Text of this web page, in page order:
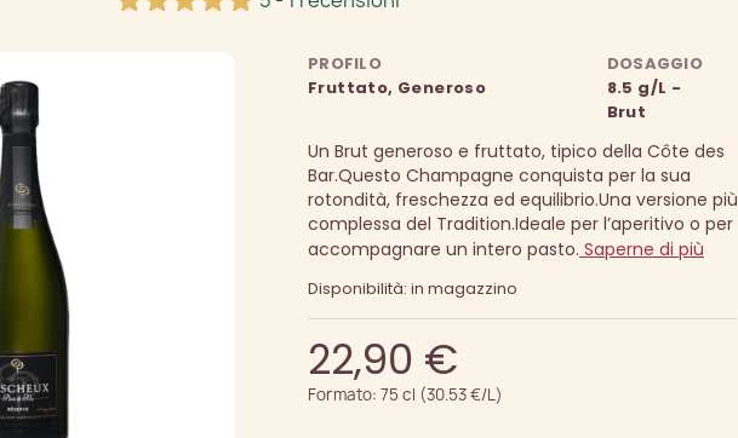
PROFILO
Fruttato, Generoso
DOSAGGIO
8.5 g/L -
Brut
Un Brut generoso e fruttato, tipico della Côte des
Bar.Questo Champagne conquista per la sua
rotondità, freschezza ed equilibrio.Una versione più
complessa del Tradition.Ideale per l’aperitivo o per
accompagnare un intero pasto. Saperne di più
Disponibilità: in magazzino
22,90 €
Formato: 75 cl (30.53 €/L)